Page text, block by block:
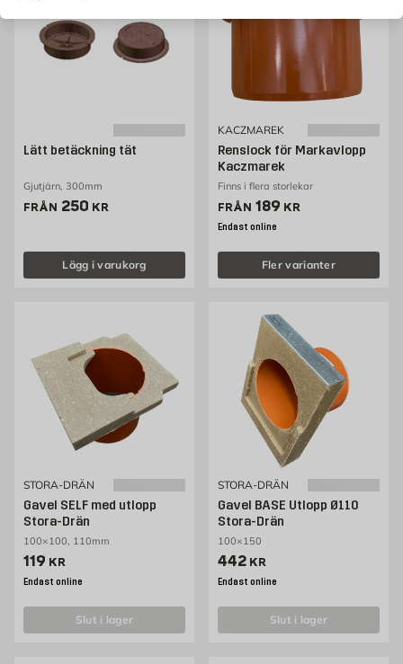
Lätt betäckning tät
Gjutjärn, 300mm
FRÅN Pris 250 kr
250 KR
Lägg i varukorg
KACZMAREK
Renslock för Markavlopp
Kaczmarek
Finns i flera storlekar
FRÅN Pris 189 kr
189 KR
Endast online
Fler varianter
STORA-DRÄN
Gavel SELF med utlopp
Stora-Drän
100×100, 110mm
Pris 119 kr
119 KR
Endast online
slut i lager
STORA-DRÄN
Gavel BASE Utlopp Ø110
Stora-Drän
100×150
Pris 442 kr
442 KR
Endast online
slut i lager